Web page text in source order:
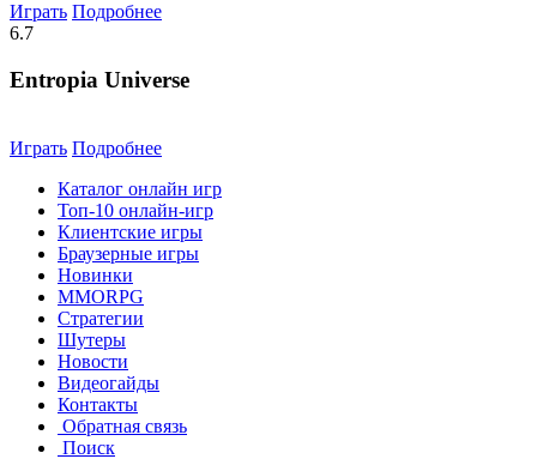
Играть Подробнее
6.7
Entropia Universe
Играть Подробнее
Каталог онлайн игр
Топ-10 онлайн-игр
Клиентские игры
Браузерные игры
Новинки
MMORPG
Стратегии
Шутеры
Новости
Видеогайды
Контакты
Обратная связь
Поиск